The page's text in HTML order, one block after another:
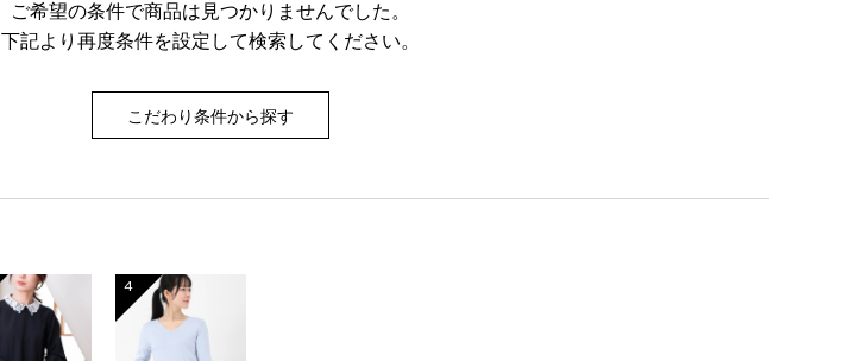
ご希望の条件で商品は見つかりませんでした。
下記より再度条件を設定して検索してください。
こだわり条件から探す
4